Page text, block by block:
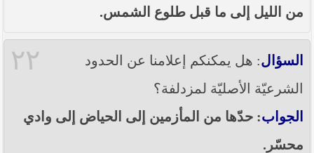
من الليل إلى ما قبل طلوع الشمس.
٢٢ السؤال: هل يمكنكم إعلامنا عن الحدود
الشرعيّة الأصليّة لمزدلفة؟
الجواب: حدّها من المأزمين إلى الحياض إلى وادي
محسّر.